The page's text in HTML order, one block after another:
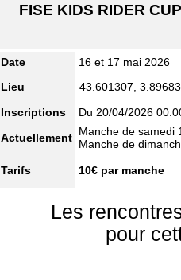
FISE KIDS RIDER CUP
Date
16 et 17 mai 2026
Lieu
43.601307,
Inscriptions
Du 20/04/2026
Actuellement Manche de samedi
Manche de
Tarifs 10€ par manche
Les
pour